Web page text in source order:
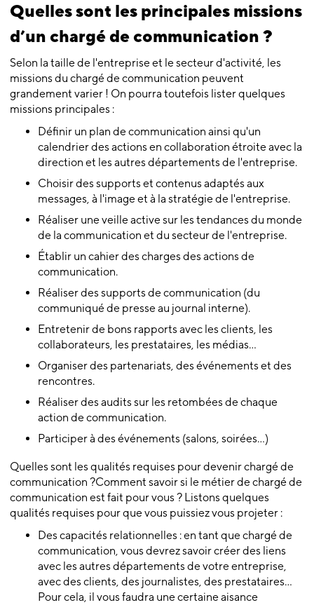
Quelles sont les principales missions
d’un chargé de communication ?
Selon la taille de l'entreprise et le secteur d'activité, les
missions du chargé de communication peuvent
grandement varier ! On pourra toutefois lister quelques
missions principales :
Définir un plan de communication ainsi qu'un
calendrier des actions en collaboration étroite avec la
direction et les autres départements de l'entreprise.
Choisir des supports et contenus adaptés aux
messages, à l'image et à la stratégie de l'entreprise.
Réaliser une veille active sur les tendances du monde
de la communication et du secteur de l'entreprise.
Établir un cahier des charges des actions de
communication.
Réaliser des supports de communication (du
communiqué de presse au journal interne).
Entretenir de bons rapports avec les clients, les
collaborateurs, les prestataires, les médias…
Organiser des partenariats, des événements et des
rencontres.
Réaliser des audits sur les retombées de chaque
action de communication.
Participer à des événements (salons, soirées…)
Quelles sont les qualités requises pour devenir chargé de
communication ?Comment savoir si le métier de chargé de
communication est fait pour vous ? Listons quelques
qualités requises pour que vous puissiez vous projeter :
Des capacités relationnelles : en tant que chargé de
communication, vous devrez savoir créer des liens
avec les autres départements de votre entreprise,
avec des clients, des journalistes, des prestataires…
Pour cela, il vous faudra une certaine aisance